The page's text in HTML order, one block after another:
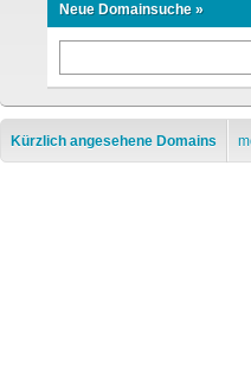
Neue Domainsuche »
Kürzlich angesehene Domains